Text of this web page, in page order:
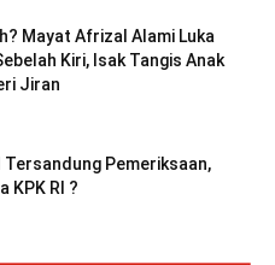
Mayat Afrizal Alami Luka
Kiri, Isak Tangis Anak
Jiran
Pemeriksaan,
KPK RI ?